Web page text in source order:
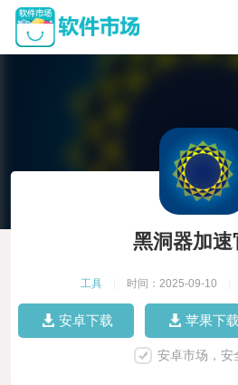
黑洞器加速
工具 时间：2025-09-10
安卓下载 苹果下载
安卓市场，安